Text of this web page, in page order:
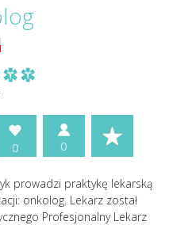
0 0
prowadzi praktykę lekarską
onkolog. Lekarz został
Profesjonalny Lekarz